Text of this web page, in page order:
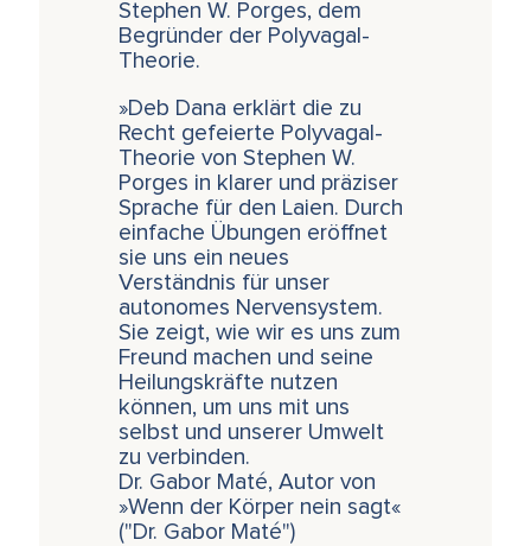
Stephen W. Porges, dem
Begründer der Polyvagal-
Theorie.
»Deb Dana erklärt die zu
Recht gefeierte Polyvagal-
Theorie von Stephen W.
Porges in klarer und präziser
Sprache für den Laien. Durch
einfache Übungen eröffnet
sie uns ein neues
Verständnis für unser
autonomes Nervensystem.
Sie zeigt, wie wir es uns zum
Freund machen und seine
Heilungskräfte nutzen
können, um uns mit uns
selbst und unserer Umwelt
zu verbinden.
Dr. Gabor Maté, Autor von
»Wenn der Körper nein sagt«
("Dr. Gabor Maté")